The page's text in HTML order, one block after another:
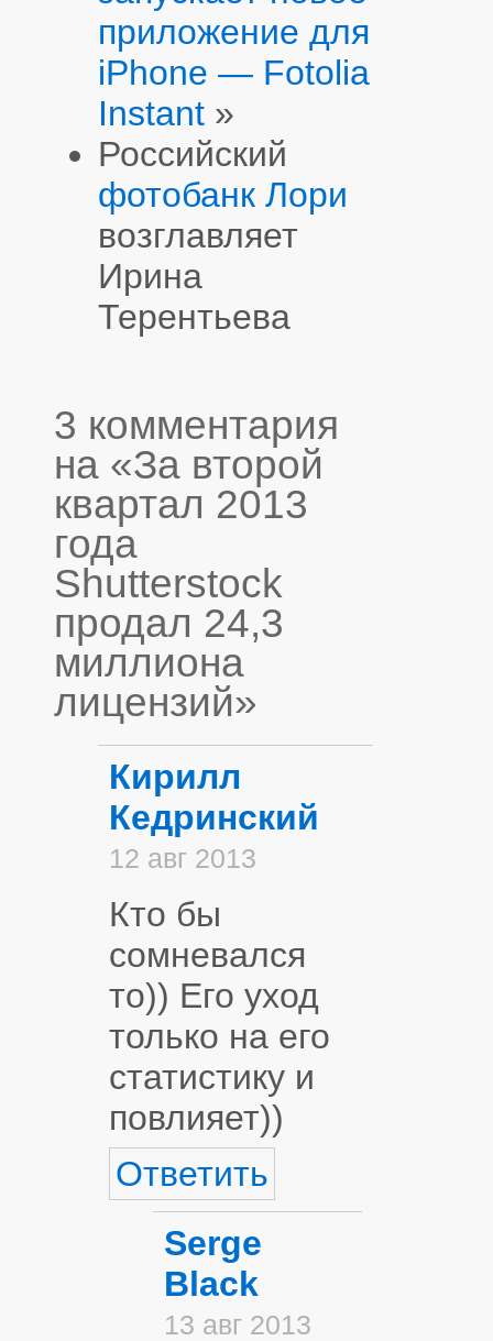
приложение для
iPhone — Fotolia
Instant »
Российский
фотобанк Лори
возглавляет
Ирина
Терентьева
3 комментария
на «За второй
квартал 2013
года
Shutterstock
продал 24,3
миллиона
лицензий»
Кирилл
Кедринский
12 авг 2013
Кто бы
сомневался
то)) Его уход
только на его
статистику и
повлияет))
Ответить
Serge
Black
13 авг 2013